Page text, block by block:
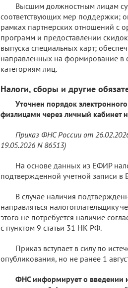
Высшим должностным лицам
соответствующих мер поддержки;
рамках партнерских отношений с
программ и предоставлении
выпуска специальных карт;
направленных на формирование в
категориям лиц.
Налоги, сборы и другие
Уточнен порядок
физлицами через личный кабинет
Приказ ФНС России от
19.05.2026 N 86513)
На основе данных из ЕФИР
подтвержденной учетной записи в
В случае наличия
направляться налогоплательщику
этого не потребуется наличие
с пунктом 9 статьи 31 НК РФ.
Приказ вступает в силу по
опубликования, но не ранее 1
ФНС информирует о введении